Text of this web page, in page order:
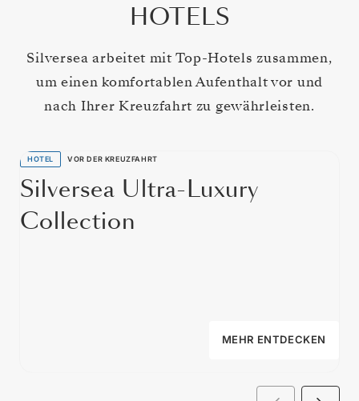
HOTELS
Silversea arbeitet mit Top-Hotels zusammen,
um einen komfortablen Aufenthalt vor und
nach Ihrer Kreuzfahrt zu gewährleisten.
HOTEL VOR DER KREUZFAHRT
Silversea Ultra-Luxury
Collection
MEHR ENTDECKEN